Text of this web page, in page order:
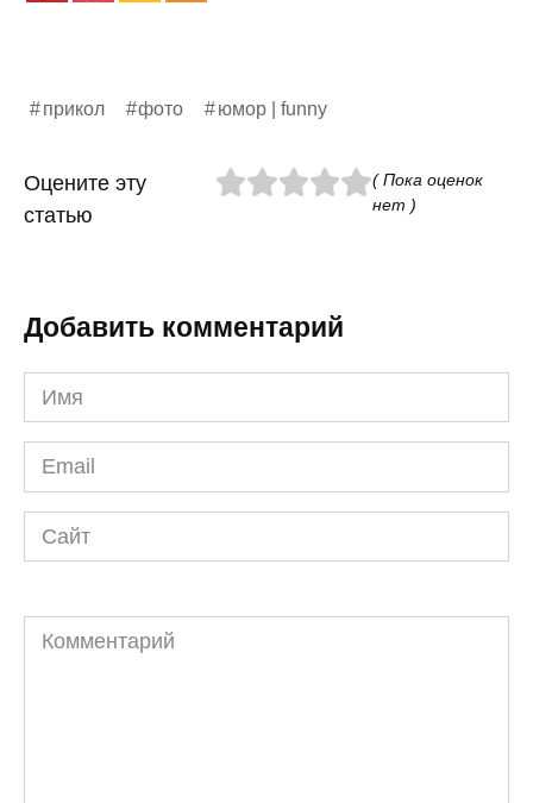
прикол фото юмор | funny
Оцените эту
статью
( Пока оценок
нет )
Добавить комментарий
Имя
*
Email
*
Сайт
Комментарий